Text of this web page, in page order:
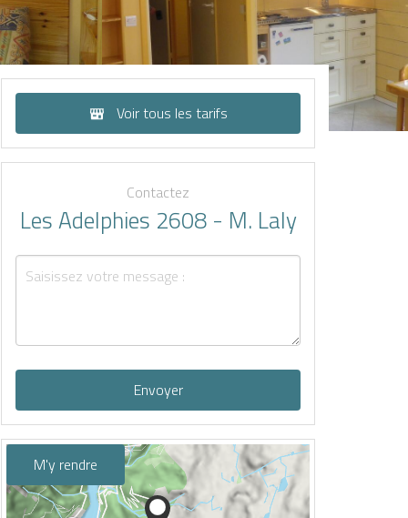
Voir tous les tarifs
Contactez
Les Adelphies 2608 - M. Laly
Envoyer
M'y rendre